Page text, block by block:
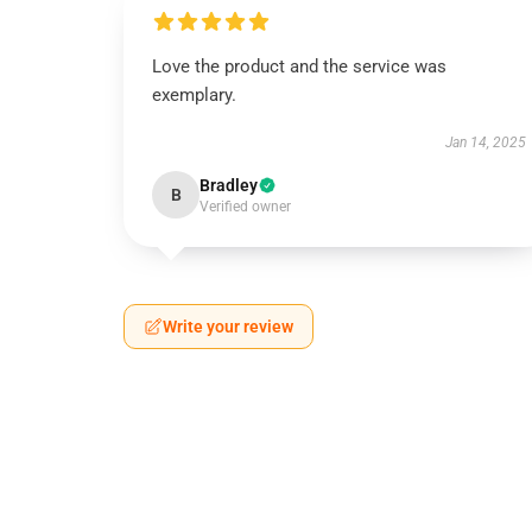
Love the product and the service was
exemplary.
Jan 14, 2025
B Bradley
Verified owner
Write your review